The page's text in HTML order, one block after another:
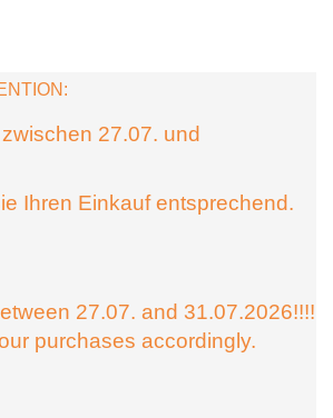
27.07. und
Ihren Einkauf entsprechend.
27.07. and 31.07.2026!!!!
purchases accordingly.